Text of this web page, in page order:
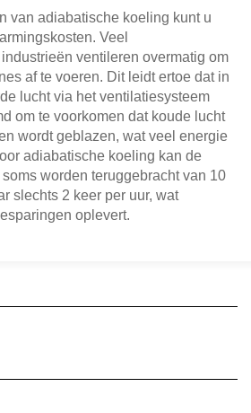
van adiabatische koeling kunt u
Veel
ventileren overmatig om
af te voeren. Dit leidt ertoe dat in
lucht via het ventilatiesysteem
om te voorkomen dat koude lucht
wordt geblazen, wat veel energie
adiabatische koeling kan de
worden teruggebracht van 10
slechts 2 keer per uur, wat
oplevert.